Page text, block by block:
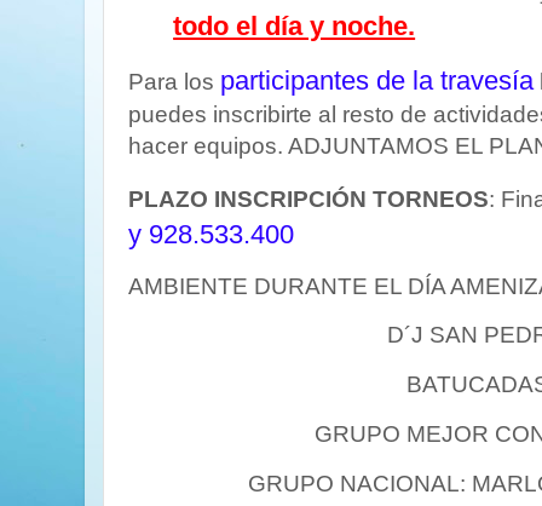
todo el día y noche.
Para los participantes de la travesía
puedes inscribirte al resto de
hacer equipos. ADJUNTAMOS EL
PLAZO INSCRIPCIÓN TORNEOS:
y 928.533.400
AMBIENTE DURANTE EL DÍA
D´J SAN
GRUPO MEJOR
GRUPO NACIONAL: